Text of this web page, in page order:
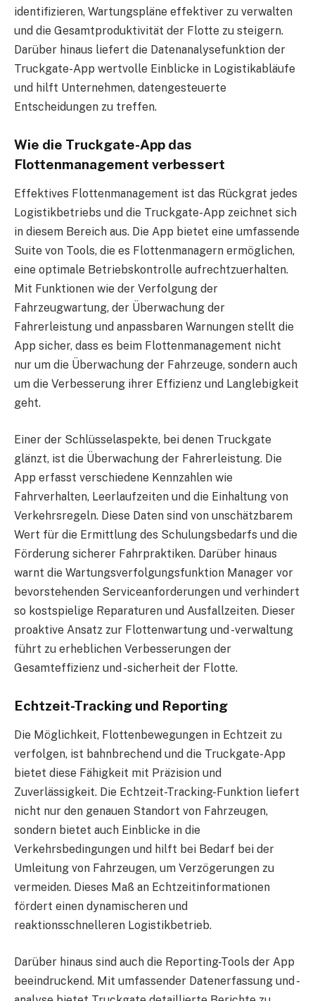
identifizieren, Wartungspläne effektiver zu verwalten
und die Gesamtproduktivität der Flotte zu steigern.
Darüber hinaus liefert die Datenanalysefunktion der
Truckgate-App wertvolle Einblicke in Logistikabläufe
und hilft Unternehmen, datengesteuerte
Entscheidungen zu treffen.
Wie die Truckgate-App das
Flottenmanagement verbessert
Effektives Flottenmanagement ist das Rückgrat jedes
Logistikbetriebs und die Truckgate-App zeichnet sich
in diesem Bereich aus. Die App bietet eine umfassende
Suite von Tools, die es Flottenmanagern ermöglichen,
eine optimale Betriebskontrolle aufrechtzuerhalten.
Mit Funktionen wie der Verfolgung der
Fahrzeugwartung, der Überwachung der
Fahrerleistung und anpassbaren Warnungen stellt die
App sicher, dass es beim Flottenmanagement nicht
nur um die Überwachung der Fahrzeuge, sondern auch
um die Verbesserung ihrer Effizienz und Langlebigkeit
geht.
Einer der Schlüsselaspekte, bei denen Truckgate
glänzt, ist die Überwachung der Fahrerleistung. Die
App erfasst verschiedene Kennzahlen wie
Fahrverhalten, Leerlaufzeiten und die Einhaltung von
Verkehrsregeln. Diese Daten sind von unschätzbarem
Wert für die Ermittlung des Schulungsbedarfs und die
Förderung sicherer Fahrpraktiken. Darüber hinaus
warnt die Wartungsverfolgungsfunktion Manager vor
bevorstehenden Serviceanforderungen und verhindert
so kostspielige Reparaturen und Ausfallzeiten. Dieser
proaktive Ansatz zur Flottenwartung und -verwaltung
führt zu erheblichen Verbesserungen der
Gesamteffizienz und -sicherheit der Flotte.
Echtzeit-Tracking und Reporting
Die Möglichkeit, Flottenbewegungen in Echtzeit zu
verfolgen, ist bahnbrechend und die Truckgate-App
bietet diese Fähigkeit mit Präzision und
Zuverlässigkeit. Die Echtzeit-Tracking-Funktion liefert
nicht nur den genauen Standort von Fahrzeugen,
sondern bietet auch Einblicke in die
Verkehrsbedingungen und hilft bei Bedarf bei der
Umleitung von Fahrzeugen, um Verzögerungen zu
vermeiden. Dieses Maß an Echtzeitinformationen
fördert einen dynamischeren und
reaktionsschnelleren Logistikbetrieb.
Darüber hinaus sind auch die Reporting-Tools der App
beeindruckend. Mit umfassender Datenerfassung und -